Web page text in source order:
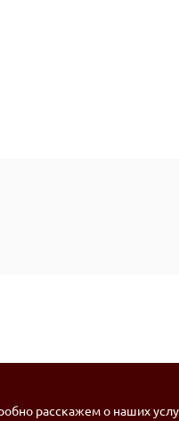
расскажем о наших